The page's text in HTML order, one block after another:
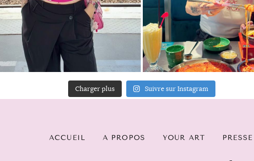
Charger plus Suivre sur Instagram
ACCUEIL A PROPOS YOUR ART PRESSE